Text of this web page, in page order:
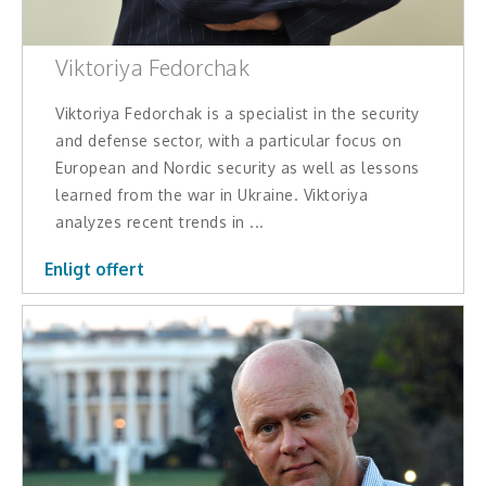
Viktoriya Fedorchak
Viktoriya Fedorchak is a specialist in the security
and defense sector, with a particular focus on
European and Nordic security as well as lessons
learned from the war in Ukraine. Viktoriya
analyzes recent trends in ...
Enligt offert